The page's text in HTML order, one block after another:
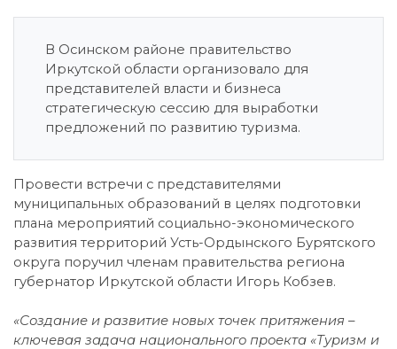
В Осинском районе правительство
Иркутской области организовало для
представителей власти и бизнеса
стратегическую сессию для выработки
предложений по развитию туризма.
Провести встречи с представителями
муниципальных образований в целях подготовки
плана мероприятий социально-экономического
развития территорий Усть-Ордынского Бурятского
округа поручил членам правительства региона
губернатор Иркутской области Игорь Кобзев.
«Создание и развитие новых точек притяжения –
ключевая задача национального проекта «Туризм и